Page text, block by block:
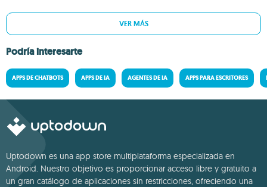
VER MÁS
Podría interesarte
APPS DE CHATBOTS APPS DE IA AGENTES DE IA APPS PARA ESCRITORES
Uptodown es una app store multiplataforma especializada en
Android. Nuestro objetivo es proporcionar acceso libre y gratuito a
un gran catálogo de aplicaciones sin restricciones, ofreciendo una